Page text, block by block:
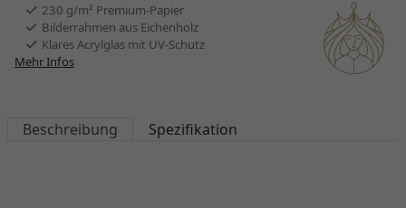
230 g/m² Premium-Papier
Bilderrahmen aus Eichenholz
Klares Acrylglas mit UV-Schutz
Mehr Infos
Beschreibung Spezifikation